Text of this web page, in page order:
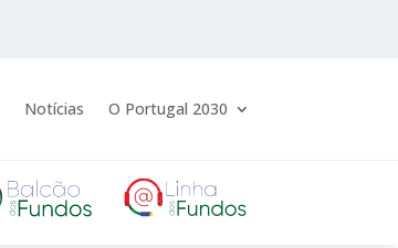
Notícias O Portugal 2030